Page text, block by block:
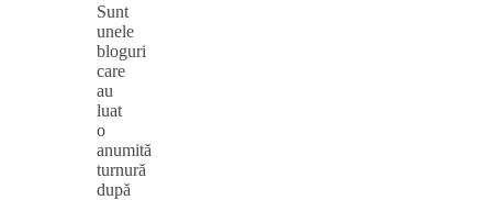
Sunt
unele
bloguri
care
au
luat
o
anumită
turnură
după